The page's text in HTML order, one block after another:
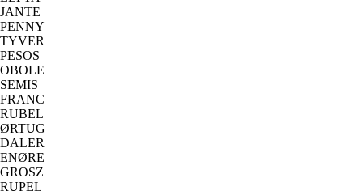
JANTE
PENNY
TYVER
PESOS
OBOLE
SEMIS
FRANC
RUBEL
ØRTUG
DALER
ENØRE
GROSZ
RUPEL